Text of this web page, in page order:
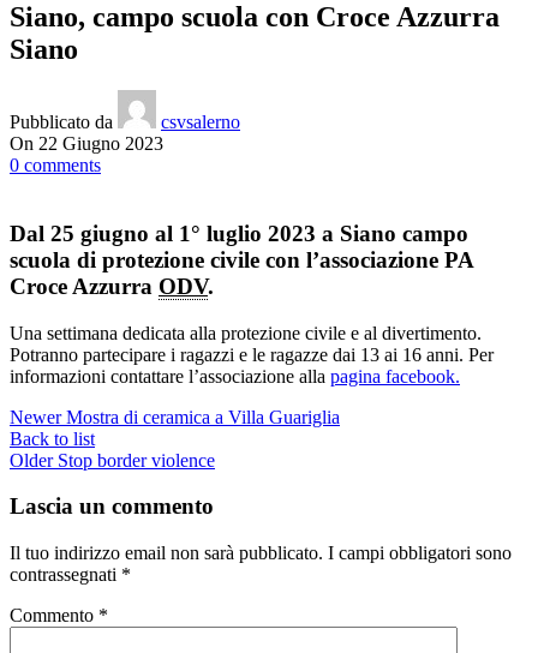
Siano, campo scuola con Croce Azzurra
Siano
Pubblicato da
csvsalerno
On 22 Giugno 2023
0 comments
Dal 25 giugno al 1° luglio 2023 a Siano campo
scuola di protezione civile con l’associazione PA
Croce Azzurra ODV.
Una settimana dedicata alla protezione civile e al divertimento.
Potranno partecipare i ragazzi e le ragazze dai 13 ai 16 anni. Per
informazioni contattare l’associazione alla pagina facebook.
Newer Mostra di ceramica a Villa Guariglia
Back to list
Older Stop border violence
Lascia un commento
Il tuo indirizzo email non sarà pubblicato. I campi obbligatori sono
contrassegnati *
Commento *